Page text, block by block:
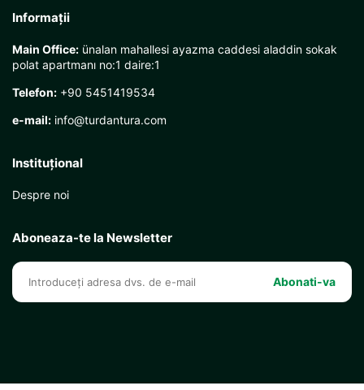
Informații
Main Office: ünalan mahallesi ayazma caddesi aladdin sokak
polat apartmanı no:1 daire:1
Telefon: +90 5451419534
e-mail: info@turdantura.com
Instituţional
Despre noi
Aboneaza-te la Newsletter
Abonati-va